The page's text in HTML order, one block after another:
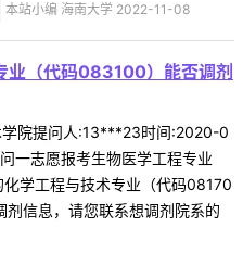
本站小编 海南大学 2022-11-08
业（代码083100）能否调剂
学院提问人:13***23时间:2020-0
一志愿报考生物医学工程专业
学工程与技术专业（代码08170
信息，请您联系想调剂院系的